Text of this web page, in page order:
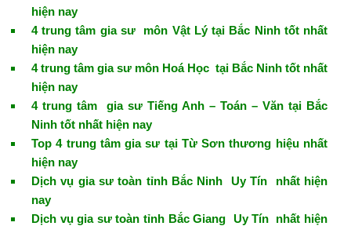
hiện nay
4 trung tâm gia sư môn Vật Lý tại Bắc Ninh tốt nhất
hiện nay
4 trung tâm gia sư môn Hoá Học tại Bắc Ninh tốt nhất
hiện nay
4 trung tâm gia sư Tiếng Anh – Toán – Văn tại Bắc
Ninh tốt nhất hiện nay
Top 4 trung tâm gia sư tại Từ Sơn thương hiệu nhất
hiện nay
Dịch vụ gia sư toàn tỉnh Bắc Ninh Uy Tín nhất hiện
nay
Dịch vụ gia sư toàn tỉnh Bắc Giang Uy Tín nhất hiện